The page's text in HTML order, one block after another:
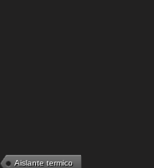
Aislante termico